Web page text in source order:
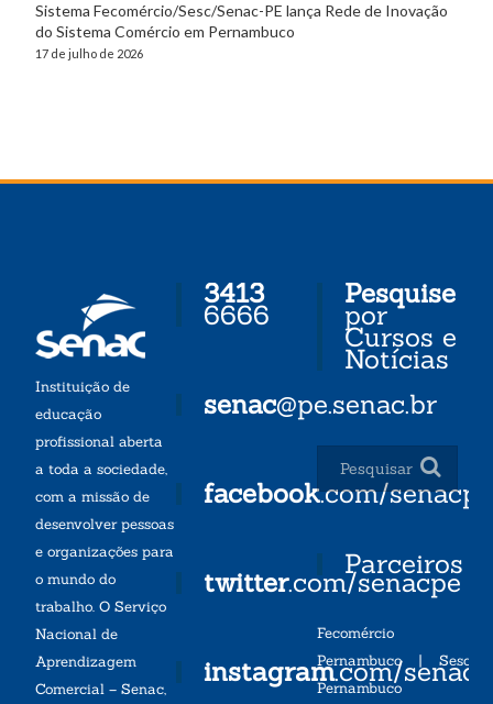
Sistema Fecomércio/Sesc/Senac-PE lança Rede de Inovação
do Sistema Comércio em Pernambuco
17 de julho de 2026
Instituição de
educação
profissional aberta
a toda a sociedade,
com a missão de
desenvolver pessoas
e organizações para
o mundo do
trabalho. O Serviço
Nacional de
Aprendizagem
Comercial – Senac,
3413
6666
senac@pe.senac.br
facebook.com/senacpe
twitter.com/senacpe
instagram.com/
Pesquise
por
Cursos e
Notícias
Parceiros
Fecomércio
Pernambuco| Sesc
Pernambuco